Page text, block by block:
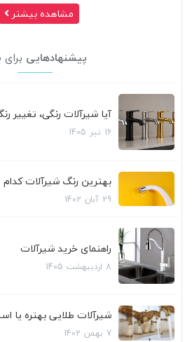
مشاهده بیشتر
پیشنهادهایی
آیا شیرآلات رنگی، تغییر
16 تیر 1405
بهترین رنگ شیرآلات
29 آبان 1402
راهنمای خرید شیرآلات
8 اردیبهشت 1405
شیرآلات طلایی بهتره یا
7 بهمن 1402